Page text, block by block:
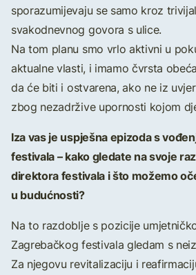
sporazumijevaju se samo kroz
svakodnevnog govora s ulice.
Na tom planu smo vrlo aktivni u
aktualne vlasti, i imamo čvrsta
da će biti i ostvarena, ako ne iz
zbog nezadržive upornosti kojom
Iza vas je uspješna epizoda s
festivala – kako gledate na svoje
direktora festivala i što možemo
u budućnosti?
Na to razdoblje s pozicije
Zagrebačkog festivala gledam s
Za njegovu revitalizaciju i